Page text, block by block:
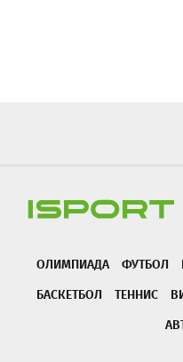
ОЛИМПИАДА ФУТБОЛ
БАСКЕТБОЛ
ТЕННИС